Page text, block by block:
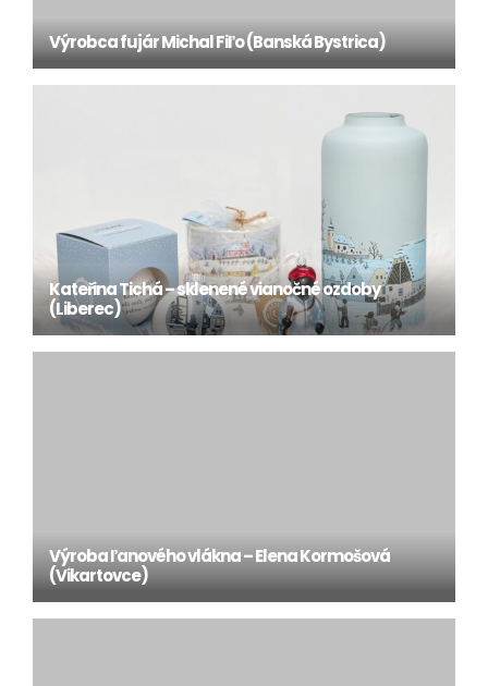
Výrobca fujár Michal Fiľo (Banská Bystrica)
Kateřina Tichá – sklenené vianočné ozdoby
(Liberec)
Výroba ľanového vlákna – Elena Kormošová
(Vikartovce)